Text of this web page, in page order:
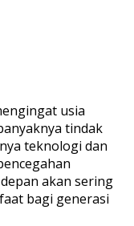
usia
tindak
teknologi dan
akan sering
bagi generasi